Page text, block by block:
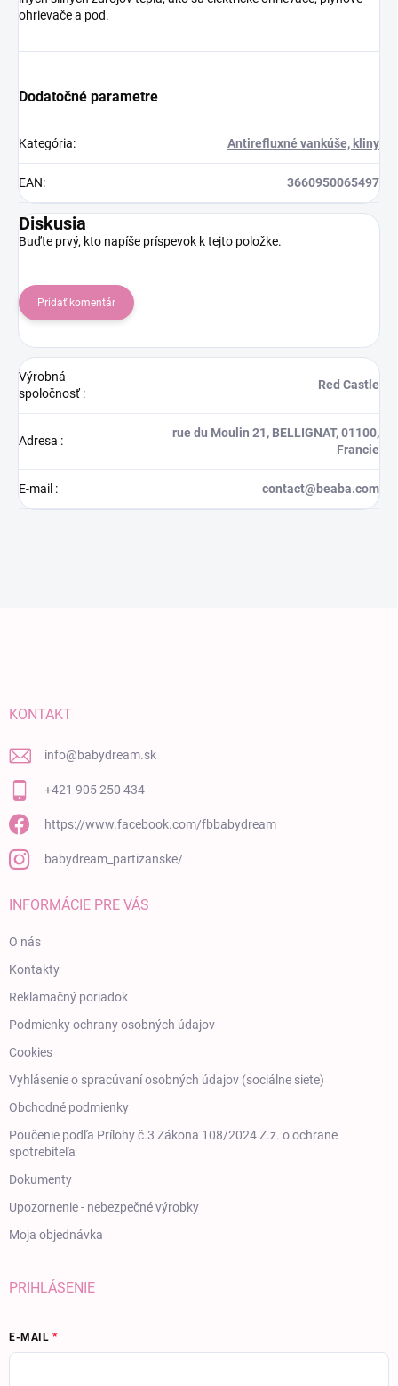
ohrievače a pod.
Dodatočné parametre
Kategória: Antirefluxné vankúše, kliny
EAN: 3660950065497
Diskusia
Buďte prvý, kto napíše príspevok k tejto položke.
Pridať komentár
Výrobná
spoločnosť:
Red Castle
Adresa :
rue du Moulin 21, BELLIGNAT, 01100,
Francie
E-mail : contact@beaba.com
KONTAKT
info@babydream.sk
+421 905 250 434
https://www.facebook.com/fbbabydream
babydream_partizanske/
INFORMÁCIE PRE VÁS
O nás
Kontakty
Reklamačný poriadok
Podmienky ochrany osobných údajov
Cookies
Vyhlásenie o spracúvaní osobných údajov (sociálne siete)
Obchodné podmienky
Poučenie podľa Prílohy č.3 Zákona 108/2024 Z.z. o ochrane
spotrebiteľa
Dokumenty
Upozornenie - nebezpečné výrobky
Moja objednávka
PRIHLÁSENIE
E-MAIL